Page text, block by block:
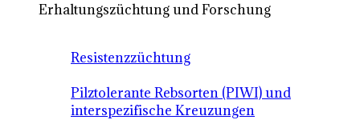
Erhaltungszüchtung und Forschung
Resistenzzüchtung
Pilztolerante Rebsorten (PIWI) und
interspezifische Kreuzungen